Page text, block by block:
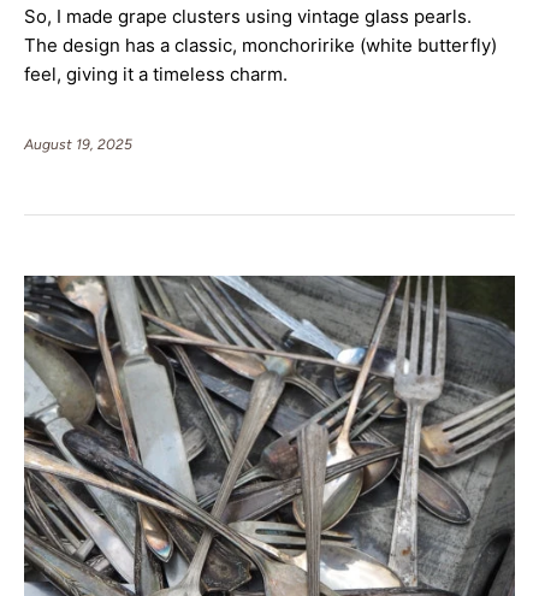
So, I made grape clusters using vintage glass pearls.
The design has a classic, monchoririke (white butterfly)
feel, giving it a timeless charm.
August 19, 2025